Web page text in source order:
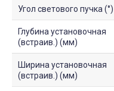
Угол светового пучка (°)
Глубина установочная
(встраив.) (мм)
Ширина установочная
(встраив.) (мм)